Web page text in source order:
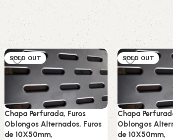
SOLD OUT
Chapa Perfurada, Furos
Oblongos Alternados, Furos
de 10X50mm,
SOLD OUT
Chapa
Oblongos
de 10X50mm,